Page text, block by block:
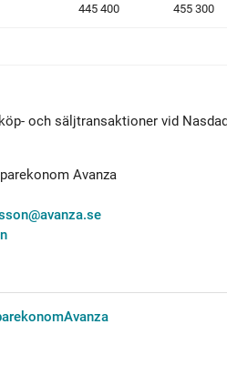
445 400 455 300
och säljtransaktioner vid
Avanza